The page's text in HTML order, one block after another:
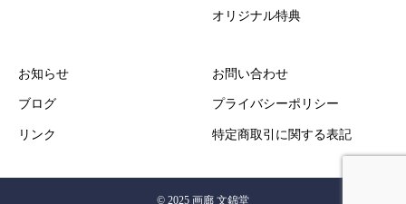
オリジナル特典
お知らせ
ブログ
リンク
お問い合わせ
プライバシーポリシー
特定商取引に関する表記
© 2025 画廊 文錦堂